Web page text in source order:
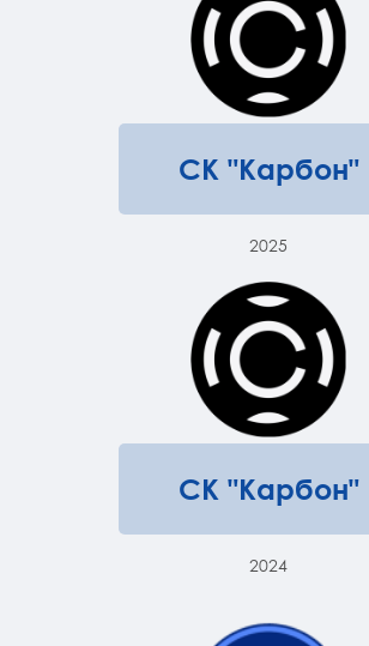
СК "Карбон"
2025
СК "Карбон"
2024